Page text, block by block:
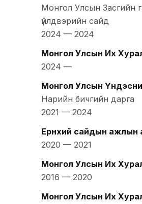
Монгол Улсын Засгийн
үйлдвэрийн сайд
2024 — 2024
Монгол Улсын Их
2024 —
Монгол Улсын
Нарийн бичгийн дарга
2021 — 2024
Ерөнхий сайдын ажлын
2020 — 2021
Монгол Улсын Их
2016 — 2020
Монгол Улсын Их